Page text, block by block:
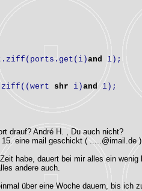
and 1);
shr i)and 1);
drauf? André H. , Du auch nicht?
eine mail geschickt ( .....@imail.de
habe, dauert bei mir alles ein wenig
andere auch.
über eine Woche dauern, bis ich